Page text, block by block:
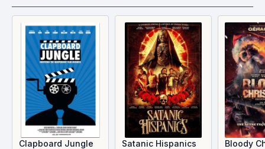
Clapboard Jungle Satanic Hispanics Bloody